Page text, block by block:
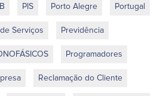
PIS Porto Alegre Portugal
Serviços Previdência
Programadores
Reclamação do Cliente